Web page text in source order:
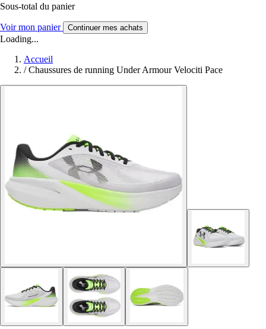
Sous-total du panier
Voir mon panier Continuer mes achats
Loading...
Accueil
/ Chaussures de running Under Armour Velociti Pace